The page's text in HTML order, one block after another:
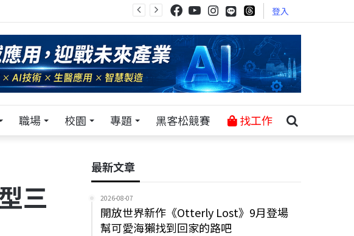
硬核的技術 登入
職場 校園 專題 黑客松競賽 找工作
三
最新文章
2026-08-07
開放世界新作《Otterly Lost》9月登場
幫可愛海獺找到回家的路吧